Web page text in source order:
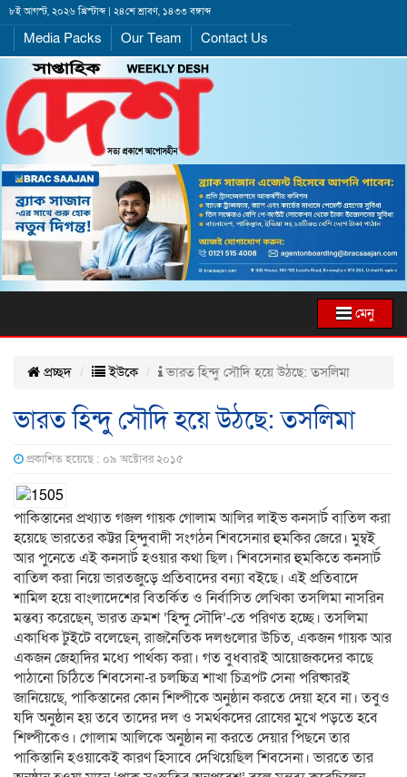
৮ই আগস্ট, ২০২৬ খ্রিস্টাব্দ | ২৪শে শ্রাবণ, ১৪৩৩ বঙ্গাব্দ
Media Packs Our Team Contact Us
মেনু
প্রচ্ছদ ইউকে ভারত হিন্দু সৌদি হয়ে উঠছে: তসলিমা
ভারত হিন্দু সৌদি হয়ে উঠছে: তসলিমা
প্রকাশিত হয়েছে : ০৯ অক্টোবর ২০১৫
পাকিস্তানের প্রখ্যাত গজল গায়ক গোলাম আলির লাইভ কনসার্ট বাতিল করা
হয়েছে ভারতের কট্টর হিন্দুবাদী সংগঠন শিবসেনার হুমকির জেরে। মুম্বই
আর পুনেতে এই কনসার্ট হওয়ার কথা ছিল। শিবসেনার হুমকিতে কনসার্ট
বাতিল করা নিয়ে ভারতজুড়ে প্রতিবাদের বন্যা বইছে। এই প্রতিবাদে
শামিল হয়ে বাংলাদেশের বিতর্কিত ও নির্বাসিত লেখিকা তসলিমা নাসরিন
মন্তব্য করেছেন, ভারত ক্রমশ ‘হিন্দু সৌদি’-তে পরিণত হচ্ছে। তসলিমা
একাধিক টুইটে বলেছেন, রাজনৈতিক দলগুলোর উচিত, একজন গায়ক আর
একজন জেহাদির মধ্যে পার্থক্য করা। গত বুধবারই আয়োজকদের কাছে
পাঠানো চিঠিতে শিবসেনা-র চলচ্চিত্র শাখা চিত্রপট সেনা পরিষ্কারই
জানিয়েছে, পাকিস্তানের কোন শিল্পীকে অনুষ্ঠান করতে দেয়া হবে না। তবুও
যদি অনুষ্ঠান হয় তবে তাদের দল ও সমর্থকদের রোষের মুখে পড়তে হবে
শিল্পীকেও। গোলাম আলিকে অনুষ্ঠান না করতে দেয়ার পিছনে তার
পাকিস্তানি হওয়াকেই কারণ হিসাবে দেখিয়েছিল শিবসেনা। ভারতে তার